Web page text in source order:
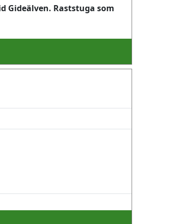
Gideälven. Raststuga som